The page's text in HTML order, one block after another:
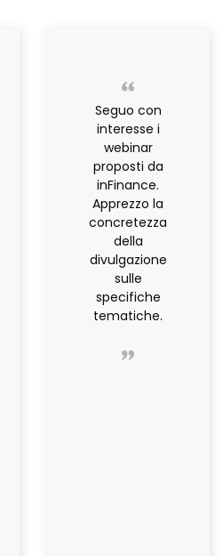
Seguo con
interesse i
webinar
proposti da
inFinance.
Apprezzo la
concretezza
della
divulgazione
sulle
specifiche
tematiche.